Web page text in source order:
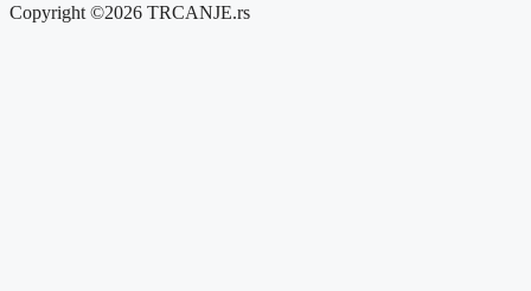
Copyright ©2026 TRCANJE.rs